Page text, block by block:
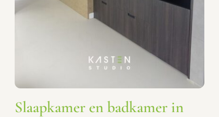
Slaapkamer en badkamer in